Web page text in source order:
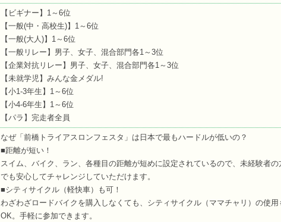
【ビギナー】1～6位
【一般(中・高校生)】1～6位
【一般(大人)】1～6位
【一般リレー】男子、女子、混合部門各1～3位
【企業対抗リレー】男子、女子、混合部門各1～3位
【未就学児】みんな金メダル!
【小1-3年生】1～6位
【小4-6年生】1～6位
【パラ】完走者全員
なぜ「前橋トライアスロンフェスタ」は日本で最もハードルが低いの？
■距離が短い！
スイム、バイク、ラン、各種目の距離が短めに設定されているので、未経験者の
でも安心してチャレンジしていただけます。
■シティサイクル（軽快車）も可！
わざわざロードバイクを購入しなくても、シティサイクル（ママチャリ）の使用
OK。手軽に参加できます。